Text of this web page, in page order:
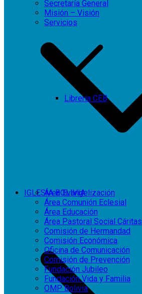
Secretaría General
Misión – Visión
Servicios
Librería CEB
Área Evangelización
Área Comunión Eclesial
Área Educación
Área Pastoral Social Cáritas
Comisión de Hermandad
Comisión Económica
Oficina de Comunicación
Comisión de Prevención
Fundación Jubileo
Fundación Vida y Familia
OMP Bolivia
IGLESIA BOLIVIA